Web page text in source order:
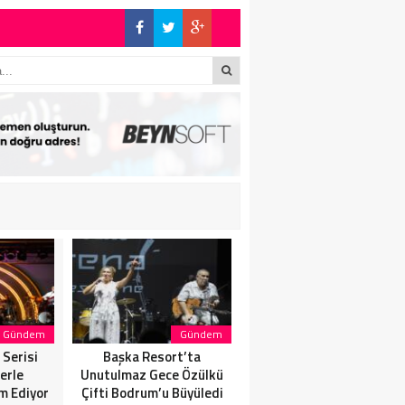
ALKIŞ
SON KEZ
“SON
Gündem
Ediyor
Gündem
Başka Resort’ta
Unutulmaz Gece Özülkü
Çifti Bodrum’u Büyüledi